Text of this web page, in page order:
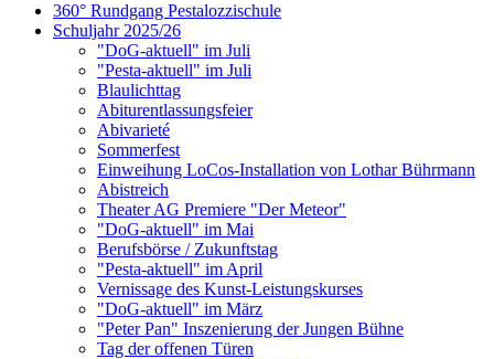
360° Rundgang Pestalozzischule
Schuljahr 2025/26
"DoG-aktuell" im Juli
"Pesta-aktuell" im Juli
Blaulichttag
Abiturentlassungsfeier
Abivarieté
Sommerfest
Einweihung LoCos-Installation von Lothar Bührmann
Abistreich
Theater AG Premiere "Der Meteor"
"DoG-aktuell" im Mai
Berufsbörse / Zukunftstag
"Pesta-aktuell" im April
Vernissage des Kunst-Leistungskurses
"DoG-aktuell" im März
"Peter Pan" Inszenierung der Jungen Bühne
Tag der offenen Türen